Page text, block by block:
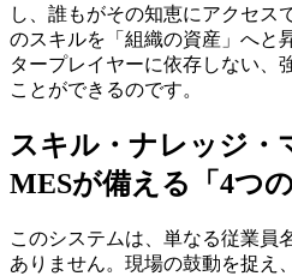
し、誰もがその知恵にアクセス
のスキルを「組織の資産」へと
タープレイヤーに依存しない、
ことができるのです。
スキル・ナレッジ・
MESが備える「4つの
このシステムは、単なる従業員
ありません。現場の鼓動を捉え